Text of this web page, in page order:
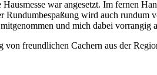
war angesetzt. Im fernen
Rundumbespaßung wird auch
und mich dabei vorrangig
freundlichen Cachern aus der